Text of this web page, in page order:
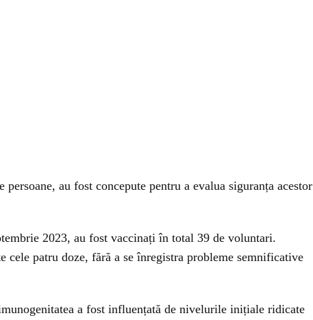
au fost concepute pentru a evalua siguranța acestor
2023, au fost vaccinați în total 39 de voluntari.
cele patru doze, fără a se înregistra probleme semnificative
a fost influențată de nivelurile inițiale ridicate